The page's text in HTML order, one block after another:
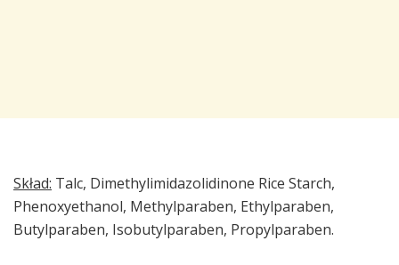
Skład: Talc, Dimethylimidazolidinone Rice Starch,
Phenoxyethanol, Methylparaben, Ethylparaben,
Butylparaben, Isobutylparaben, Propylparaben.